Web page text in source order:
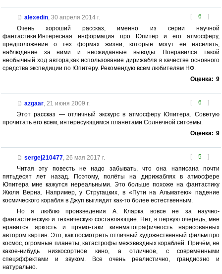
[ 6 ]
alexedin, 30 апреля 2014 г.
Очень хороший рассказ, именно из серии научной
фантастики.Интересная информация про Юпитер и его атмосферу,
предположение о тех формах жизни, которые могут её населять,
наблюдение за ними и неожиданные выводы. Понравился такой
необычный ход автора,как использование дирижабля в качестве основного
средства экспедиции по Юпитеру. Рекомендую всем любителям НФ.
Оценка: 9
[ 6 ]
azgaar, 21 июня 2009 г.
Этот рассказ — отличный экскурс в атмосферу Юпитера. Советую
прочитать его всем, интересующимся планетами Солнечной ситсемы.
Оценка: 9
[ 5 ]
sergej210477, 26 мая 2017 г.
Читая эту повесть не надо забывать, что она написана почти
пятьдесят лет назад. Поэтому, полёты на дирижаблях в атмосфере
Юпитера мне кажутся нереальными. Это больше похоже на фантастику
Жюля Верна. Например, у Стругацких, в «Пути на Альматею» падение
космического корабля в Джуп выглядит как-то более естественным.
Но я люблю произведения А. Кларка вовсе не за научно-
фантастическую и техническую составляющие. Нет, в первую очередь, мне
нравится яркость и прямо-таки кинематографичность нарисованных
автором картин. Это, как посмотреть отличный художественный фильм про
космос, огромные планеты, катастрофы межзвездных кораблей. Причём, не
какое-нибудь низкосортное кино, а отличное, с современными
спецэффектами и звуком. Все очень реалистично, грандиозно и
натурально.